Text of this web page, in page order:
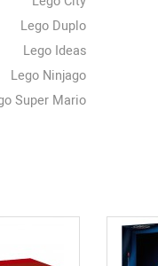
Lego Duplo
Lego Ideas
Lego Ninjago
Super Mario